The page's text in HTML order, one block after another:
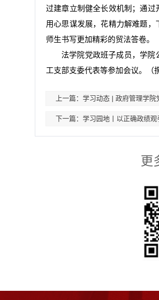
过建章立制健全长效机制；通过
用心思谋发展，花精力解难题
师生书写更加精彩的贸法答卷。
法学院党政班子成员，学院
工支部支委代表等参加会议。
（
上一篇：学习动态 | 政府管理学
下一篇：学习园地丨以正确政绩
更